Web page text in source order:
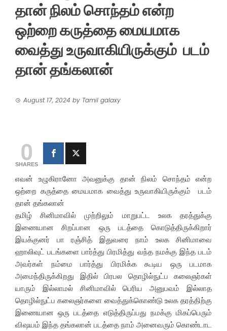
தான் நிலம் சொந்தம் என்ற
ஒற்றை கருத்தை மையமாக
வைத்து உருவாகியிருக்கும் படம்
தான் தங்கலான்
August 17, 2024 by Tamil galaxy
0
SHARES
எவன் உழுகிரானோ அவனுக்கு தான் நிலம் சொந்தம் என்ற
ஒற்றை கருத்தை மையமாக வைத்து உருவாகியிருக்கும் படம்
தான் தங்கலான்
தமிழ் சினிமாவில் முற்றிலும் மாறுபட்ட உலக தரத்துக்கு
இணையான சிறப்பான ஒரு படத்தை கொடுத்திருக்கிறார்
இயக்குனர் பா ரஞ்சித் இதுவரை நாம் உலக சினிமாவை
ஹாலிவுட் படங்களை பார்த்து பிரமித்து வந்த நமக்கு இந்த படம்
அவர்கள் நம்மை பார்த்து பிரமிக்க கூடிய ஒரு படமாக
அமைந்திருக்கிறது இதில் பிரபல தொழில்நுட்ப கலைஞர்கள்
யாரும் இல்லாமல் சினிமாவில் பெரிய அனுபவம் இல்லாத
தொழில்நுட்ப கலைஞர்களை வைத்துக்கொண்டு உலக தரத்திற்கு
இணையான ஒரு படத்தை எடுத்திருப்பது நமக்கு மிகப்பெரும்
விஷயம் இந்த தங்கலான் படத்தை நாம் அனைவரும் கொண்டாட